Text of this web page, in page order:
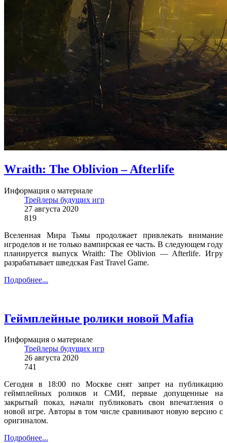
Wraith: The Oblivion – Afterlife
Информация о материале
Трейлеры будущих игр
27 августа 2020
819
Вселенная Мира Тьмы продолжает привлекать внимание
игроделов и не только вампирская ее часть. В следующем году
планируется выпуск Wraith: The Oblivion — Afterlife. Игру
разрабатывает шведская Fast Travel Game.
Подробнее...
Геймплейные ролики новой Mafia
Информация о материале
Трейлеры будущих игр
26 августа 2020
741
Сегодня в 18:00 по Москве снят запрет на публикацию
геймплейных роликов и СМИ, первые допущенные на
закрытый показ, начали публиковать свои впечатления о
новой игре. Авторы в том числе сравнивают новую версию с
оригиналом.
Подробнее...